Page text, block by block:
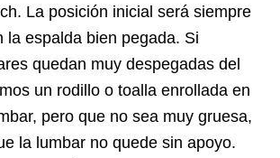
La posición inicial será siempre
la espalda bien pegada. Si
quedan muy despegadas del
un rodillo o toalla enrollada en
pero que no sea muy gruesa,
la lumbar no quede sin apoyo.